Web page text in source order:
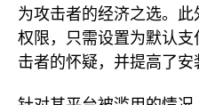
为攻击者的经济之选。
权限，只需设置为默认
击者的怀疑，并提高了安